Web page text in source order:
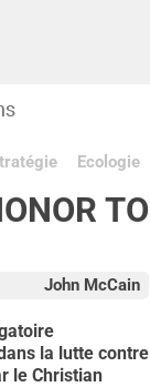
Ecologie
TO
John McCain
la lutte contre
le Christian